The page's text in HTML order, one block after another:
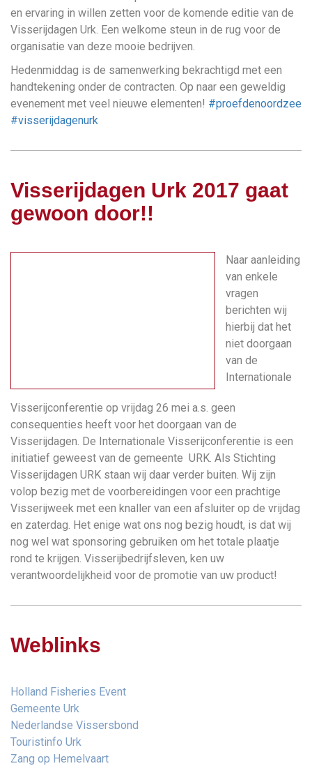
en ervaring in willen zetten voor de komende editie van de
Visserijdagen Urk. Een welkome steun in de rug voor de
organisatie van deze mooie bedrijven.
Hedenmiddag is de samenwerking bekrachtigd met een
handtekening onder de contracten. Op naar een geweldig
evenement met veel nieuwe elementen! #proefdenoordzee
#visserijdagenurk
Visserijdagen Urk 2017 gaat
gewoon door!!
Naar aanleiding
van enkele
vragen
berichten wij
hierbij dat het
niet doorgaan
van de
Internationale
Visserijconferentie op vrijdag 26 mei a.s. geen
consequenties heeft voor het doorgaan van de
Visserijdagen. De Internationale Visserijconferentie is een
initiatief geweest van de gemeente URK. Als Stichting
Visserijdagen URK staan wij daar verder buiten. Wij zijn
volop bezig met de voorbereidingen voor een prachtige
Visserijweek met een knaller van een afsluiter op de vrijdag
en zaterdag. Het enige wat ons nog bezig houdt, is dat wij
nog wel wat sponsoring gebruiken om het totale plaatje
rond te krijgen. Visserijbedrijfsleven, ken uw
verantwoordelijkheid voor de promotie van uw product!
Weblinks
Holland Fisheries Event
Gemeente Urk
Nederlandse Vissersbond
Touristinfo Urk
Zang op Hemelvaart